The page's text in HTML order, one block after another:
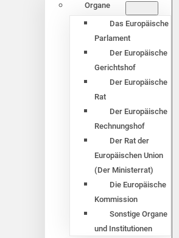
Organe
Das Europäische
Parlament
Der Europäische
Gerichtshof
Der Europäische
Rat
Der Europäische
Rechnungshof
Der Rat der
Europäischen Union
(Der Ministerrat)
Die Europäische
Kommission
Sonstige Organe
und Institutionen